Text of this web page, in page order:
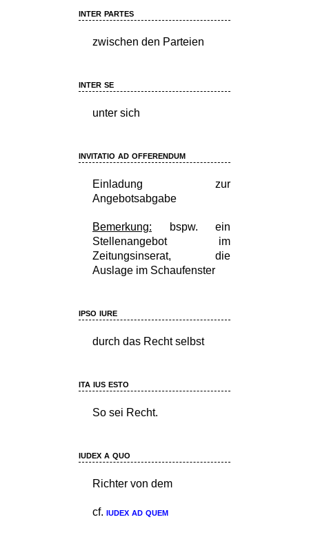
inter partes
zwischen den Parteien
inter se
unter sich
invitatio ad offerendum
Einladung zur
Angebotsabgabe
Bemerkung: bspw. ein
Stellenangebot im
Zeitungsinserat, die
Auslage im Schaufenster
ipso iure
durch das Recht selbst
ita ius esto
So sei Recht.
iudex a quo
Richter von dem
cf. iudex ad quem